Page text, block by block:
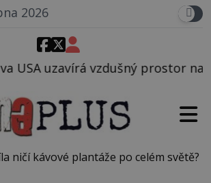
2026
nad Oblastí 51, mohlo to
ničí kávové plantáže po celém světě?